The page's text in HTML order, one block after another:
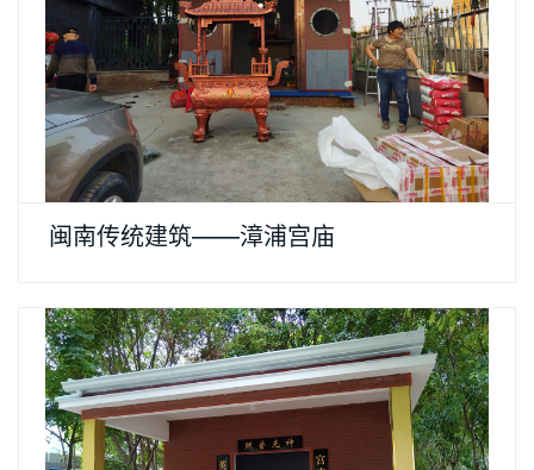
闽南传统建筑——漳浦宫庙